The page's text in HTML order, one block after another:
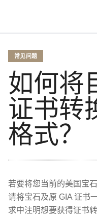
常见问题
如何将
证书转
格式？
若要将您当前的美国宝
请将宝石及原 GIA 证书
求中注明想要获得证书